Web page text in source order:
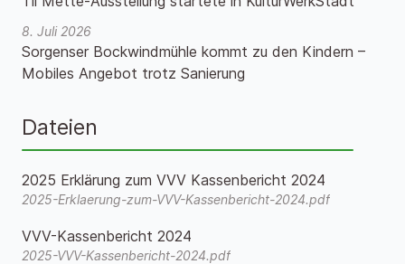
8. Juli 2026
Sorgenser Bockwindmühle kommt zu den Kindern –
Mobiles Angebot trotz Sanierung
Dateien
2025 Erklärung zum VVV Kassenbericht 2024
2025-Erklaerung-zum-VVV-Kassenbericht-2024.pdf
VVV-Kassenbericht 2024
2025-VVV-Kassenbericht-2024.pdf